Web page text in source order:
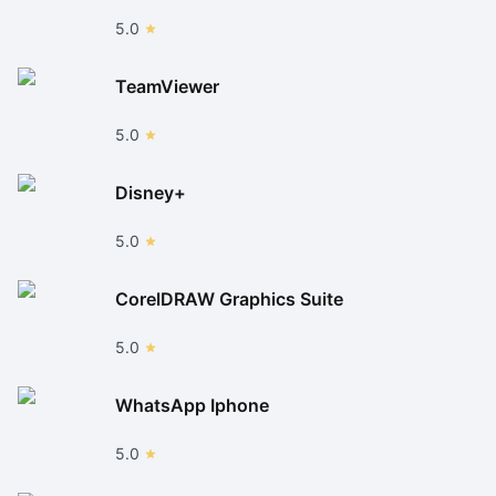
5.0
TeamViewer
5.0
Disney+
5.0
CorelDRAW Graphics Suite
5.0
WhatsApp Iphone
5.0